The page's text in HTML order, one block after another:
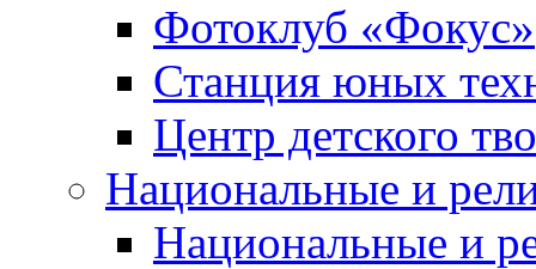
Фотоклуб «Фокус»
Станция юных
Центр детского
Национальные и
Национальные и